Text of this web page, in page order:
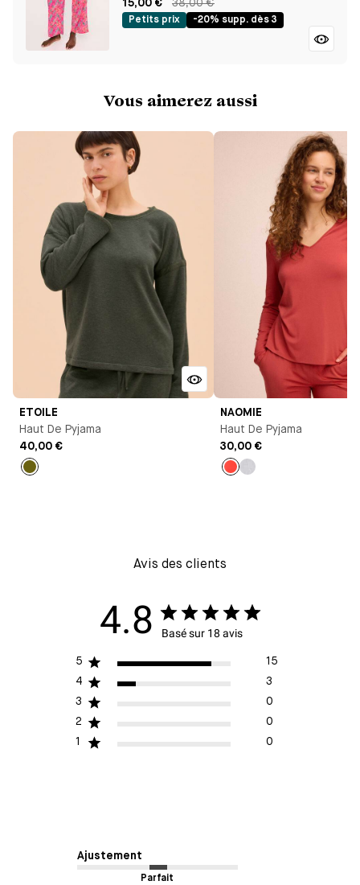
15,00 € 38,00 €
Petits prix -20% supp. dès 3
Vous aimerez aussi
ETOILE
Haut De Pyjama
40,00 €
NAOMIE
Haut De Pyjama
30,00 €
Avis des clients
4.8 Basé sur 18 avis
5
15
4
3
3
0
2
0
1
0
Ajustement
Parfait